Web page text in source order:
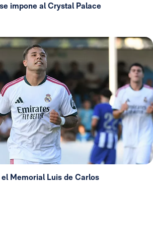
impone al Crystal Palace
Memorial Luis de Carlos